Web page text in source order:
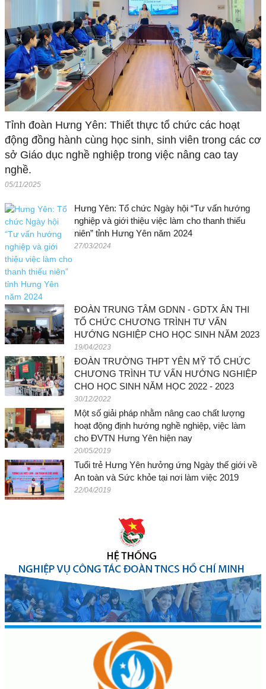
Tỉnh đoàn Hưng Yên: Thiết thực tổ chức các hoạt
động đồng hành cùng học sinh, sinh viên trong các cơ
sở Giáo dục nghề nghiệp trong việc nâng cao tay
nghề.
05/11/2025
Hưng Yên: Tổ chức Ngày hội “Tư vấn hướng
nghiệp và giới thiệu việc làm cho thanh thiếu
niên” tỉnh Hưng Yên năm 2024
27/03/2024
ĐOÀN TRUNG TÂM GDNN - GDTX ÂN THI
TỔ CHỨC CHƯƠNG TRÌNH TƯ VẤN
HƯỚNG NGHIỆP CHO HỌC SINH NĂM 2023
19/04/2023
ĐOÀN TRƯỜNG THPT YÊN MỸ TỔ CHỨC
CHƯƠNG TRÌNH TƯ VẤN HƯỚNG NGHIỆP
CHO HỌC SINH NĂM HỌC 2022 - 2023
30/12/2022
Một số giải pháp nhằm nâng cao chất lượng
hoạt động định hướng nghề nghiệp, việc làm
cho ĐVTN Hưng Yên hiện nay
20/05/2019
Tuổi trẻ Hưng Yên hưởng ứng Ngày thế giới về
An toàn và Sức khỏe tại nơi làm việc 2019
22/04/2019